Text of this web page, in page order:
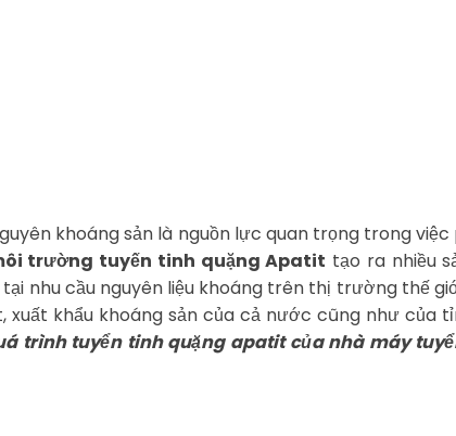
khoáng sản là nguồn lực quan trọng trong
trường tuyến tinh quặng Apatit tạo ra nhiều
nhu cầu nguyên liệu khoáng trên thị trường thế
khẩu khoáng sản của cả nước cũng như
trình tuyển tinh quặng apatit của nhà máy